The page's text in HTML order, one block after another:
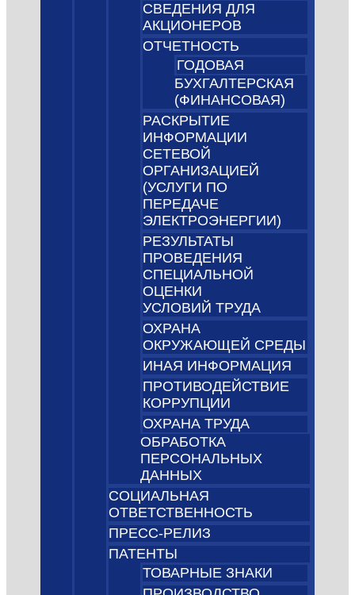
СВЕДЕНИЯ ДЛЯ
АКЦИОНЕРОВ
ОТЧЕТНОСТЬ
ГОДОВАЯ
БУХГАЛТЕРСКАЯ
(ФИНАНСОВАЯ)
РАСКРЫТИЕ
ИНФОРМАЦИИ
СЕТЕВОЙ
ОРГАНИЗАЦИЕЙ
(УСЛУГИ ПО
ПЕРЕДАЧЕ
ЭЛЕКТРОЭНЕРГИИ)
РЕЗУЛЬТАТЫ
ПРОВЕДЕНИЯ
СПЕЦИАЛЬНОЙ
ОЦЕНКИ
УСЛОВИЙ ТРУДА
ОХРАНА
ОКРУЖАЮЩЕЙ СРЕДЫ
ИНАЯ ИНФОРМАЦИЯ
ПРОТИВОДЕЙСТВИЕ
КОРРУПЦИИ
ОХРАНА ТРУДА
ОБРАБОТКА
ПЕРСОНАЛЬНЫХ
ДАННЫХ
СОЦИАЛЬНАЯ
ОТВЕТСТВЕННОСТЬ
ПРЕСС-РЕЛИЗ
ПАТЕНТЫ
ТОВАРНЫЕ ЗНАКИ